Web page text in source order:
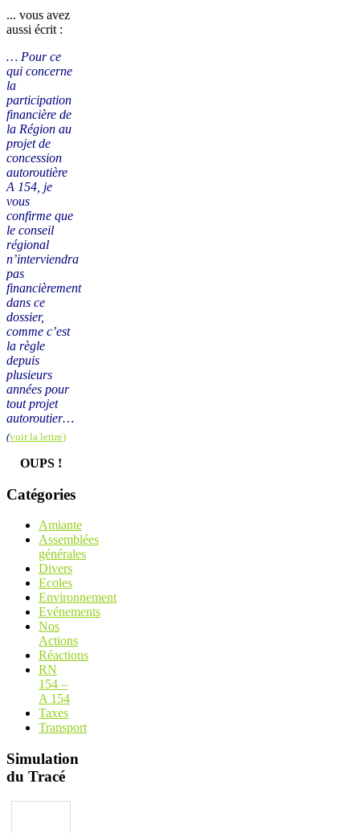
... vous avez
aussi écrit :
… Pour ce
qui concerne
la
participation
financière de
la Région au
projet de
concession
autoroutière
A 154, je
vous
confirme que
le conseil
régional
n’interviendra
pas
financièrement
dans ce
dossier,
comme c’est
la règle
depuis
plusieurs
années pour
tout projet
autoroutier…
(voir la lettre)
OUPS !
Catégories
Amiante
Assemblées
générales
Divers
Ecoles
Environnement
Evénements
Nos
Actions
Réactions
RN
154 –
A 154
Taxes
Transport
Simulation
du Tracé